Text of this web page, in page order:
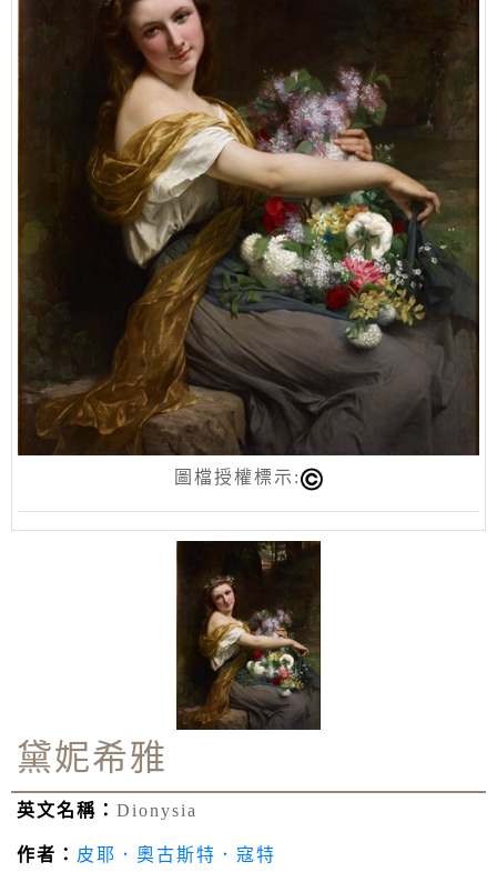
圖檔授權標示:
黛妮希雅
英文名稱： Dionysia
作者： 皮耶．奧古斯特．寇特